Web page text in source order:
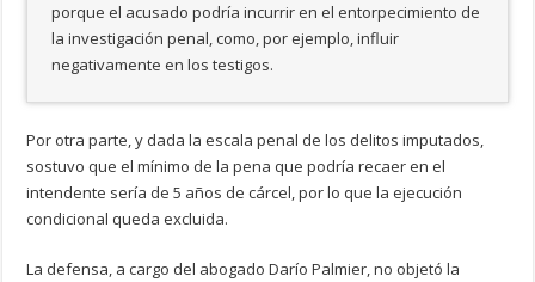
porque el acusado podría incurrir en el entorpecimiento de
la investigación penal, como, por ejemplo, influir
negativamente en los testigos.
Por otra parte, y dada la escala penal de los delitos imputados,
sostuvo que el mínimo de la pena que podría recaer en el
intendente sería de 5 años de cárcel, por lo que la ejecución
condicional queda excluida.
La defensa, a cargo del abogado Darío Palmier, no objetó la